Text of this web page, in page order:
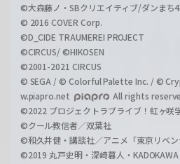
©大森藤ノ・SBクリエイティブ/ダンまち
© 2016 COVER Corp.
©D_CIDE TRAUMEREI PROJECT
©CIRCUS/ ©HIKOSEN
©2001-2021 CIRCUS
© SEGA / © Colorful Palette Inc. / ©
w.piapro.net
All rights
©2022 プロジェクトラブライブ！虹ヶ咲
©クール教信者／双葉社
©和久井健・講談社／アニメ「東京リベ
©2019 丸戸史明・深崎暮人・